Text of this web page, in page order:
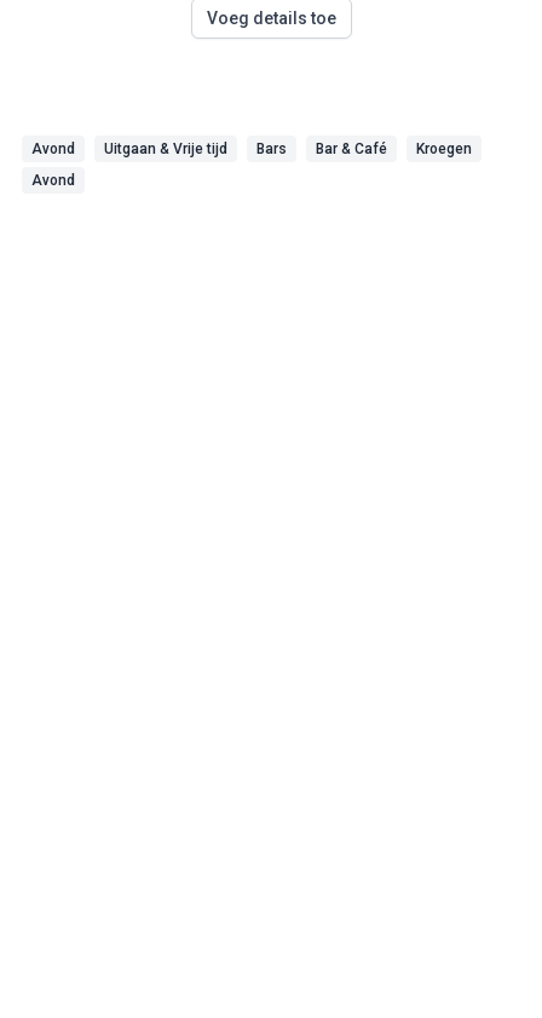
Voeg details toe
Avond Uitgaan & Vrije tijd Bars Bar & Café
Kroegen
Avond